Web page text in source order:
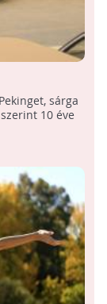
sárga
10 éve